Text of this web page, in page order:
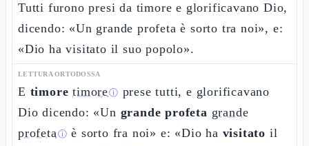
Tutti furono presi da timore e glorificavano Dio,
dicendo: «Un grande profeta è sorto tra noi», e:
«Dio ha visitato il suo popolo».
LETTURA ORTODOSSA
E timore timoreⓘ prese tutti, e glorificavano
Dio dicendo: «Un grande profeta grande
profetaⓘ è sorto fra noi» e: «Dio ha visitato il